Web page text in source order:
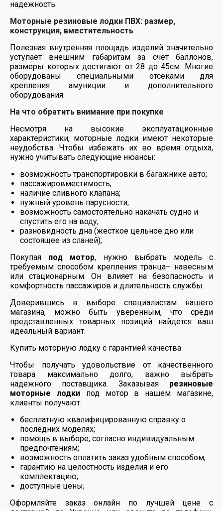
надежность.
Моторные резиновые лодки ПВХ: размер,
конструкция, вместительность
Полезная внутренняя площадь изделий значительно
уступает внешним габаритам за счет баллонов,
размеры которых достигают от 28 до 45см. Многие
оборудованы специальными отсеками для
крепления амуниции и дополнительного
оборудования.
На что обратить внимание при покупке
Несмотря на высокие эксплуатационные
характеристики, моторные лодки имеют некоторые
неудобства. Чтобы избежать их во время отдыха,
нужно учитывать следующие нюансы:
возможность транспортировки в багажнике авто;
пассажировместимость;
наличие сливного клапана;
нужный уровень парусности;
возможность самостоятельно накачать судно и
спустить его на воду;
разновидность дна (жесткое цельное дно или
состоящее из сланей);
Покупая под мотор, нужно выбрать модель с
требуемым способом крепления транца– навесным
или стационарным. Он влияет на безопасность и
комфортность пассажиров и длительность службы.
Доверившись в выборе специалистам нашего
магазина, можно быть уверенным, что среди
представленных товарных позиций найдется ваш
идеальный вариант.
Купить моторную лодку с гарантией качества
Чтобы получать удовольствие от качественного
товара максимально долго, важно выбрать
надежного поставщика. Заказывая резиновые
моторные лодки под мотор в нашем магазине,
клиенты получают:
бесплатную квалифицированную справку о
последних моделях;
помощь в выборе, согласно индивидуальным
предпочтениям;
возможность оплатить заказ удобным способом;
гарантию на целостность изделия и его
комплектацию;
доступные цены;
Оформляйте заказ онлайн по лучшей цене с